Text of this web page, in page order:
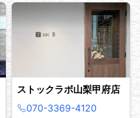
ストックラボ山梨甲府店
070-3369-4120